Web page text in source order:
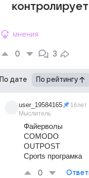
мнения
0 3
По дате По рейтингу
user_19584165
Мыслитель
16лет
Файерволы
COMODO
OUTPOST
Cports програмка
0